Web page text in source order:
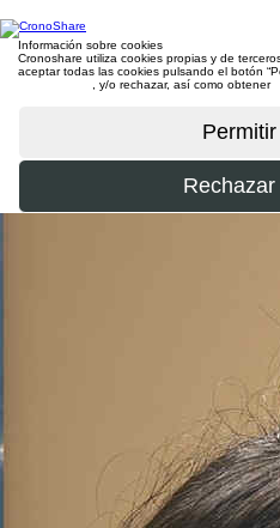
Información sobre cookies
Cronoshare utiliza cookies propias y de
aceptar todas las cookies pulsando el botón
, y/o rechazar, así como obtener